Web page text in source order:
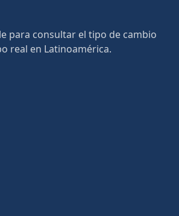
para consultar el tipo de cambio
real en Latinoamérica.